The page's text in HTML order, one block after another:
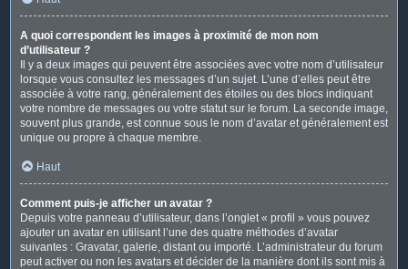
A quoi correspondent les images à proximité de mon nom
d’utilisateur ?
Il y a deux images qui peuvent être associées avec votre nom d’utilisateur
lorsque vous consultez les messages d’un sujet. L’une d’elles peut être
associée à votre rang, généralement des étoiles ou des blocs indiquant
votre nombre de messages ou votre statut sur le forum. La seconde image,
souvent plus grande, est connue sous le nom d’avatar et généralement est
unique ou propre à chaque membre.
Haut
Comment puis-je afficher un avatar ?
Depuis votre panneau d’utilisateur, dans l’onglet « profil » vous pouvez
ajouter un avatar en utilisant l’une des quatre méthodes d’avatar
suivantes : Gravatar, galerie, distant ou importé. L’administrateur du forum
peut activer ou non les avatars et décider de la manière dont ils sont mis à